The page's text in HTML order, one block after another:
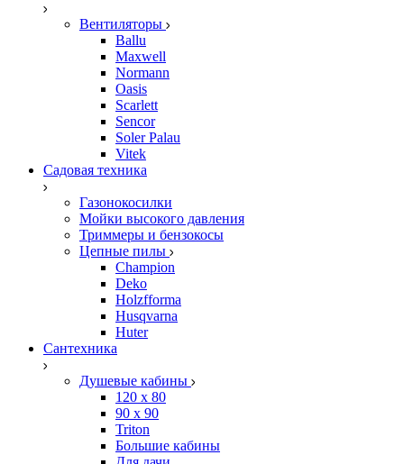
Вентиляторы
Ballu
Maxwell
Normann
Oasis
Scarlett
Sencor
Soler Palau
Vitek
Садовая техника
Газонокосилки
Мойки высокого давления
Триммеры и бензокосы
Цепные пилы
Champion
Deko
Holzfforma
Husqvarna
Huter
Сантехника
Душевые кабины
120 x 80
90 х 90
Triton
Большие кабины